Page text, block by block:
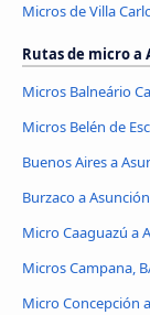
Micros de Villa
Rutas de micro a
Micros Balneário
Micros Belén de
Buenos Aires a
Burzaco a
Micro Caaguazú a
Micros Campana,
Micro Concepción